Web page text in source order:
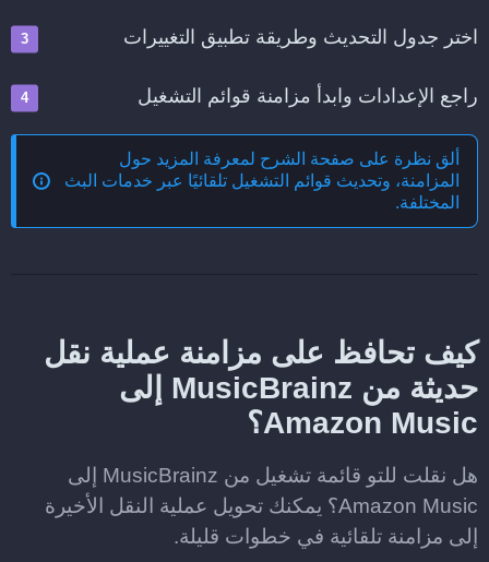
اختر جدول التحديث وطريقة تطبيق التغييرات
راجع الإعدادات وابدأ مزامنة قوائم التشغيل
ألق نظرة على صفحة الشرح لمعرفة المزيد حول
المزامنة، وتحديث قوائم التشغيل تلقائيًا عبر خدمات البث
المختلفة.
كيف تحافظ على مزامنة عملية نقل
حديثة من MusicBrainz إلى
Amazon Music؟
هل نقلت للتو قائمة تشغيل من MusicBrainz إلى
Amazon Music؟ يمكنك تحويل عملية النقل الأخيرة
إلى مزامنة تلقائية في خطوات قليلة.